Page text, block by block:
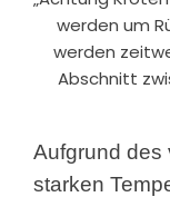
werden um
werden
Abschnitt
Aufgrund des
starken